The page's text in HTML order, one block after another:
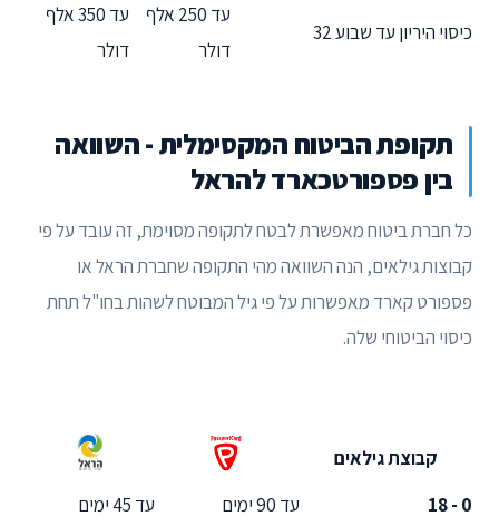
כיסוי היריון עד שבוע 32
עד 250 אלף
דולר
עד 350 אלף
דולר
תקופת הביטוח המקסימלית - השוואה
בין פספורטכארד להראל
כל חברת ביטוח מאפשרת לבטח לתקופה מסוימת, זה עובד על פי
קבוצות גילאים, הנה השוואה מהי התקופה שחברת הראל או
פספורט קארד מאפשרות על פי גיל המבוטח לשהות בחו"ל תחת
כיסוי הביטוחי שלה.
קבוצת גילאים
0 - 18
עד 90 ימים
עד 45 ימים